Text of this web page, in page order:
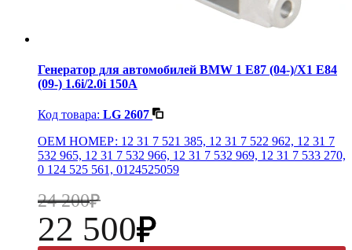
Генератор для автомобилей BMW 1 E87 (04-)/X1 E84
(09-) 1.6i/2.0i 150A
Код товара: LG 2607
OEM НОМЕР: 12 31 7 521 385, 12 31 7 522 962, 12 31 7
532 965, 12 31 7 532 966, 12 31 7 532 969, 12 31 7 533 270,
0 124 525 561, 0124525059
24 200
22 500